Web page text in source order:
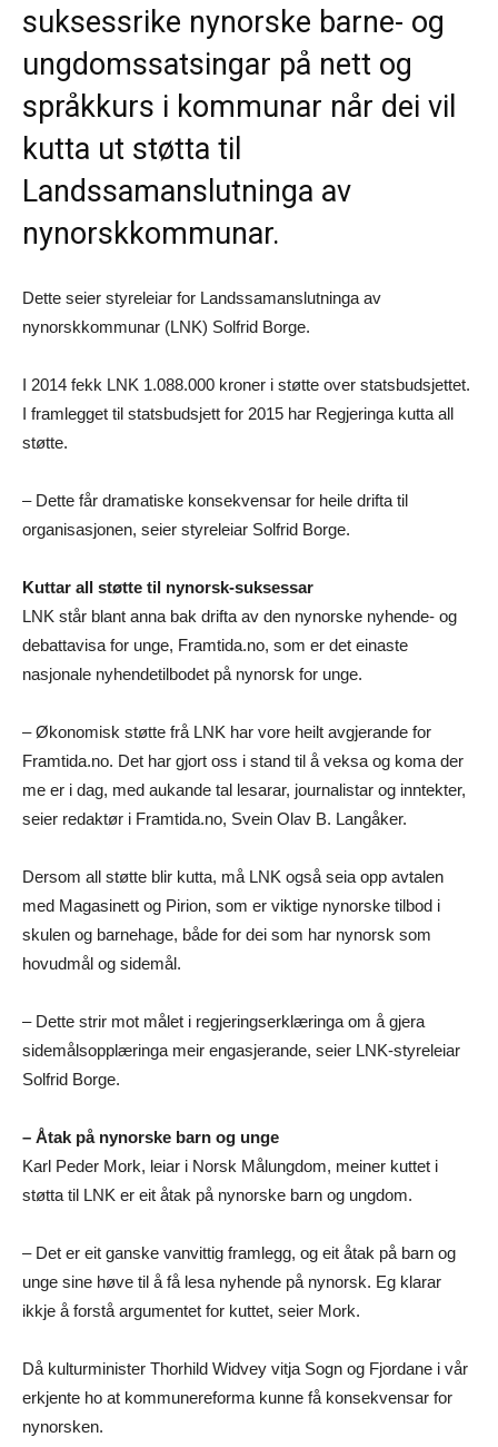
suksessrike nynorske barne- og
ungdomssatsingar på nett og
språkkurs i kommunar når dei vil
kutta ut støtta til
Landssamanslutninga av
nynorskkommunar.
Dette seier styreleiar for Landssamanslutninga av
nynorskkommunar (LNK) Solfrid Borge.
I 2014 fekk LNK 1.088.000 kroner i støtte over statsbudsjettet.
I framlegget til statsbudsjett for 2015 har Regjeringa kutta all
støtte.
– Dette får dramatiske konsekvensar for heile drifta til
organisasjonen, seier styreleiar Solfrid Borge.
Kuttar all støtte til nynorsk-suksessar
LNK står blant anna bak drifta av den nynorske nyhende- og
debattavisa for unge, Framtida.no, som er det einaste
nasjonale nyhendetilbodet på nynorsk for unge.
– Økonomisk støtte frå LNK har vore heilt avgjerande for
Framtida.no. Det har gjort oss i stand til å veksa og koma der
me er i dag, med aukande tal lesarar, journalistar og inntekter,
seier redaktør i Framtida.no, Svein Olav B. Langåker.
Dersom all støtte blir kutta, må LNK også seia opp avtalen
med Magasinett og Pirion, som er viktige nynorske tilbod i
skulen og barnehage, både for dei som har nynorsk som
hovudmål og sidemål.
– Dette strir mot målet i regjeringserklæringa om å gjera
sidemålsopplæringa meir engasjerande, seier LNK-styreleiar
Solfrid Borge.
– Åtak på nynorske barn og unge
Karl Peder Mork, leiar i Norsk Målungdom, meiner kuttet i
støtta til LNK er eit åtak på nynorske barn og ungdom.
– Det er eit ganske vanvittig framlegg, og eit åtak på barn og
unge sine høve til å få lesa nyhende på nynorsk. Eg klarar
ikkje å forstå argumentet for kuttet, seier Mork.
Då kulturminister Thorhild Widvey vitja Sogn og Fjordane i vår
erkjente ho at kommunereforma kunne få konsekvensar for
nynorsken.